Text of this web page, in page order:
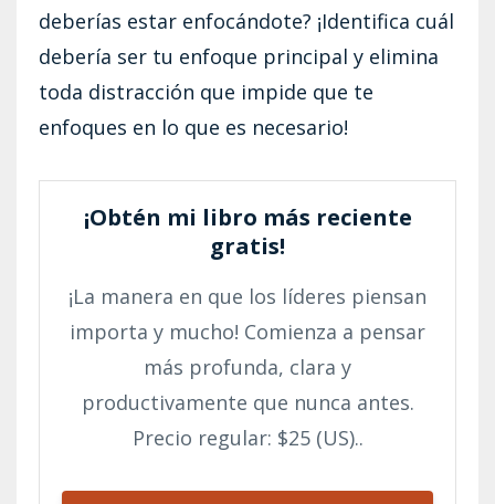
deberías estar enfocándote? ¡Identifica cuál
debería ser tu enfoque principal y elimina
toda distracción que impide que te
enfoques en lo que es necesario!
¡Obtén mi libro más reciente
gratis!
¡La manera en que los líderes piensan
importa y mucho! Comienza a pensar
más profunda, clara y
productivamente que nunca antes.
Precio regular: $25 (US)..